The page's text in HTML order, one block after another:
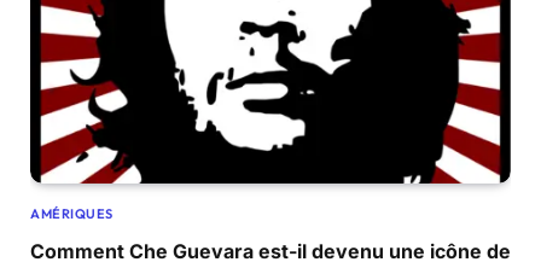
AMÉRIQUES
Comment Che Guevara est-il devenu une icône de